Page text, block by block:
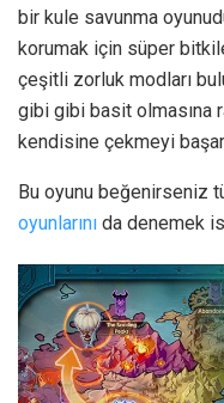
bir kule savunma
korumak için süper
çeşitli zorluk modları
gibi gibi basit olmasına
kendisine çekmeyi
Bu oyunu beğenirseniz
oyunlarını da denemek